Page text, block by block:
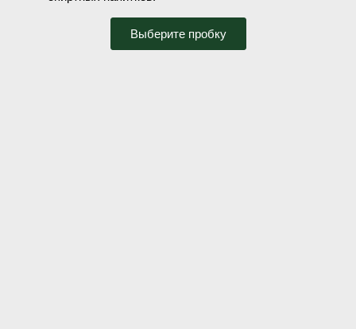
Выберите пробку